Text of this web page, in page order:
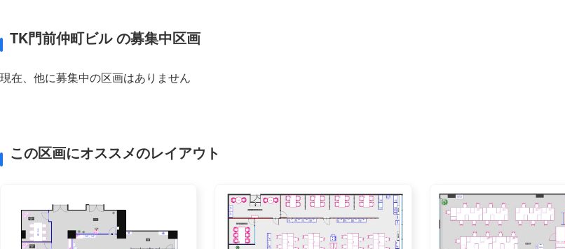
TK門前仲町ビル の募集中区画
現在、他に募集中の区画はありません
この区画にオススメのレイアウト